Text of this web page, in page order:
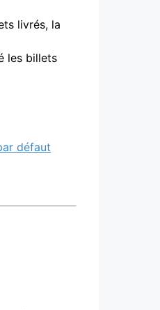
livrés, la
les billets
défaut